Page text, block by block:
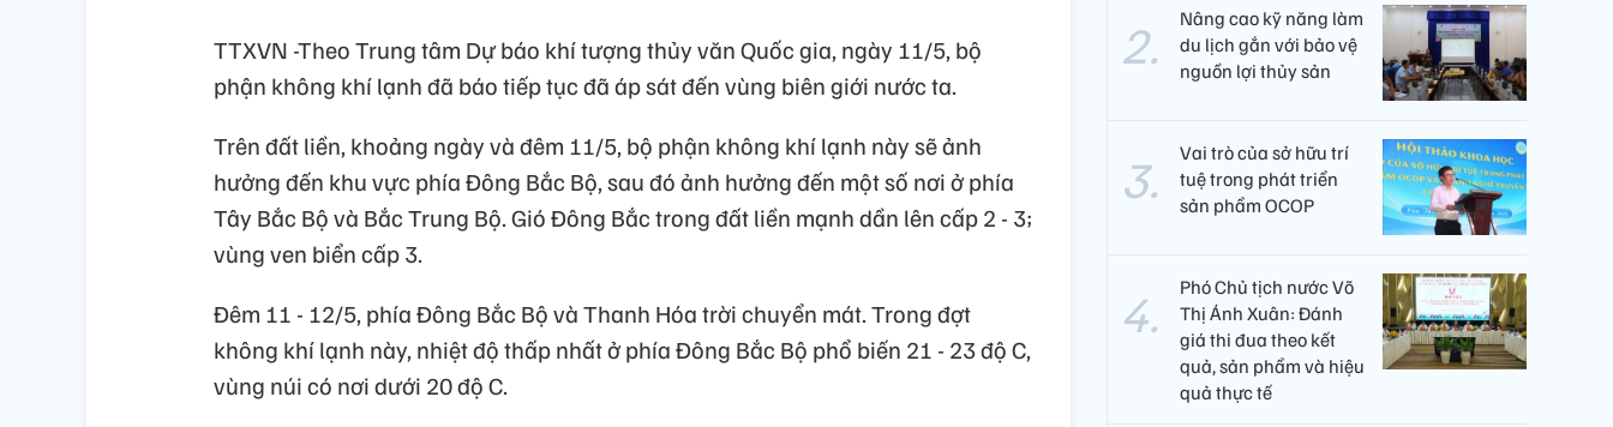
TTXVN -Theo Trung tâm Dự báo khí tượng thủy văn Quốc gia, ngày 11/5, bộ
phận không khí lạnh đã báo tiếp tục đã áp sát đến vùng biên giới nước ta.
Trên đất liền, khoảng ngày và đêm 11/5, bộ phận không khí lạnh này sẽ ảnh
hưởng đến khu vực phía Đông Bắc Bộ, sau đó ảnh hưởng đến một số nơi ở phía
Tây Bắc Bộ và Bắc Trung Bộ. Gió Đông Bắc trong đất liền mạnh dần lên cấp 2 - 3;
vùng ven biển cấp 3.
Đêm 11 - 12/5, phía Đông Bắc Bộ và Thanh Hóa trời chuyển mát. Trong đợt
không khí lạnh này, nhiệt độ thấp nhất ở phía Đông Bắc Bộ phổ biến 21 - 23 độ C,
vùng núi có nơi dưới 20 độ C.
Nâng cao kỹ năng làm
du lịch gắn với bảo vệ
nguồn lợi thủy sản
Vai trò của sở hữu trí
tuệ trong phát triển
sản phẩm OCOP
Phó Chủ tịch nước Võ
Thị Ánh Xuân: Đánh
giá thi đua theo kết
quả, sản phẩm và hiệu
quả thực tế